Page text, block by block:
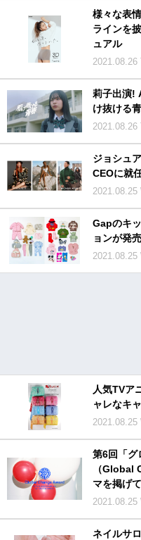
様々な表
ラインを
ュアル
2021.08.26
莉子出演!
け抜ける
2021.08.26
ジョシュ
CEOに就
2021.08.25
Gapのキ
ョンが発売
2021.08.25
人気TVア
ャレなキ
2021.08.25
第6回「グ
（Global
マを掲げ
2021.08.25
ネイルサ